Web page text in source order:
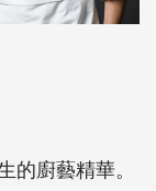
廚藝精華。